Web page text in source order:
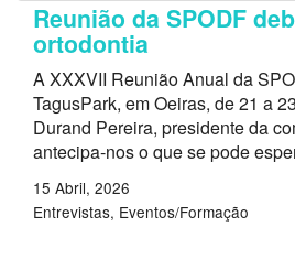
Reunião da SPODF
ortodontia
A XXXVII Reunião Anual da
TagusPark, em Oeiras, de 21 a
Durand Pereira, presidente da
antecipa-nos o que se pode
15 Abril, 2026
Entrevistas Eventos/Formação